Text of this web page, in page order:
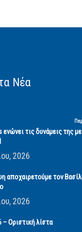
Νέα
τις δυνάμεις της
2026
αποχαιρετούμε τον
2026
Οριστική λίστα